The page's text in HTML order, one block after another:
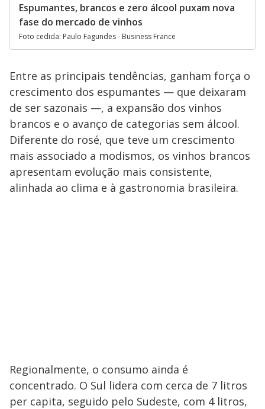
Espumantes, brancos e zero álcool puxam nova
fase do mercado de vinhos
Foto cedida: Paulo Fagundes - Business France
Entre as principais tendências, ganham força o
crescimento dos espumantes — que deixaram
de ser sazonais —, a expansão dos vinhos
brancos e o avanço de categorias sem álcool.
Diferente do rosé, que teve um crescimento
mais associado a modismos, os vinhos brancos
apresentam evolução mais consistente,
alinhada ao clima e à gastronomia brasileira.
Regionalmente, o consumo ainda é
concentrado. O Sul lidera com cerca de 7 litros
per capita, seguido pelo Sudeste, com 4 litros,